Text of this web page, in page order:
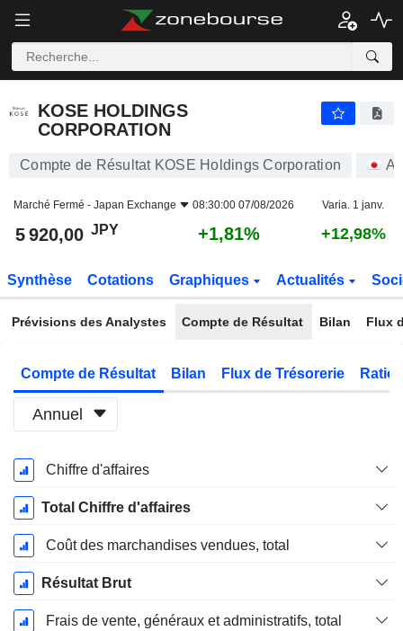
KOSE HOLDINGS
CORPORATION
Compte de Résultat KOSE Holdings Corporation
Marché Fermé - Japan Exchange 08:30:00 07/08/2026 Varia. 1 janv.
5 920,00 JPY +1,81% +12,98%
Synthèse Cotations Graphiques Actualités
Prévisions des Analystes Compte de Résultat Bilan Flux
Compte de Résultat Bilan Flux de Trésorerie
Annuel
Période
Fiscale:
Décembre
Chiffre d'affaires
Total Chiffre d'affaires
Coût des marchandises vendues, total
Résultat Brut
Frais de vente, généraux et administratifs, total